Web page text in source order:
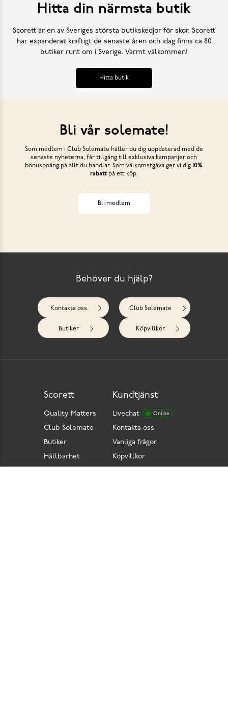
Hitta din närmsta butik
Scorett är en av Sveriges största butikskedjor för skor. Scorett
har expanderat kraftigt de senaste åren och idag finns ca 80
butiker runt om i Sverige. Varmt välkommen!
Hitta butik
Bli vår solemate!
Som medlem i Club Solemate håller du dig uppdaterad med de
senaste nyheterna, får tillgång till exklusiva kampanjer och
bonuspoäng på allt du handlar. Som välkomstgåva ger vi dig10%
rabattpå ett köp.
Bli medlem
Behöver du hjälp?
Kontakta oss Club Solemate
Butiker Köpvillkor
Kundtjänst
Livechat Online
Kontakta oss
Vanliga frågor
Köpvillkor
Scorett
Quality Matters
Club Solemate
Butiker
Hållbarhet